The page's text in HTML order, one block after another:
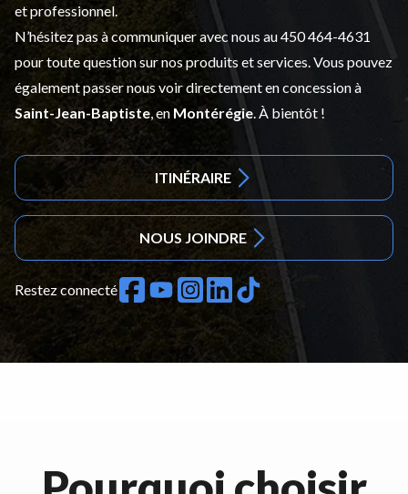
et professionnel.
N’hésitez pas à communiquer avec nous au450 464-4631
pour toute question sur nos produits et services. Vous pouvez
également passer nous voir directement en concession à
Saint-Jean-Baptiste , en Montérégie . À bientôt !
ITINÉRAIRE
NOUS JOINDRE
Restez connecté